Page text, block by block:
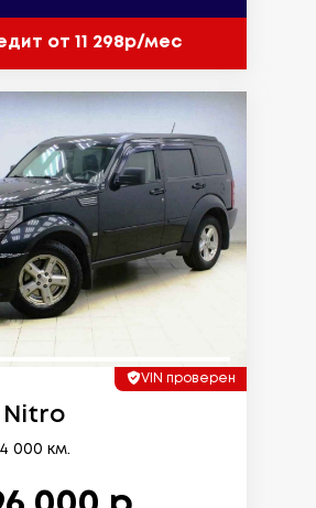
от 11 298р/мес
VIN проверен
Nitro
000 км.